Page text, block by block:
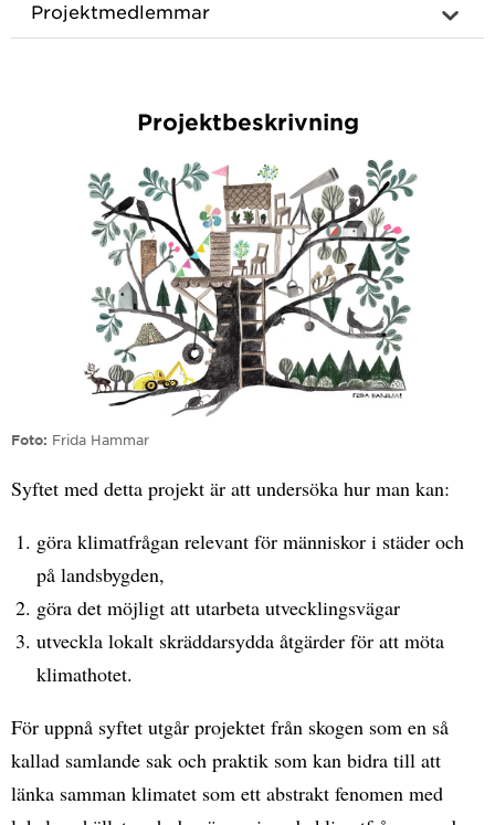
Projektmedlemmar
Projektbeskrivning
Foto Frida Hammar
Syftet med detta projekt är att undersöka hur man kan:
göra klimatfrågan relevant för människor i städer och
på landsbygden,
göra det möjligt att utarbeta utvecklingsvägar
utveckla lokalt skräddarsydda åtgärder för att möta
klimathotet.
För uppnå syftet utgår projektet från skogen som en så
kallad samlande sak och praktik som kan bidra till att
länka samman klimatet som ett abstrakt fenomen med